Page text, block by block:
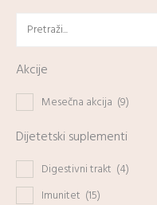
Akcije
Mesečna akcija (9)
Dijetetski suplementi
Digestivni trakt (4)
Imunitet (15)